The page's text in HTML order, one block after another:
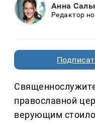
Анна
Редактор
православной
верующим